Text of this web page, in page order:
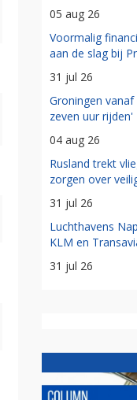
05 aug 26
Voormalig
aan de slag bij
31 jul 26
Groningen
zeven uur rijden'
04 aug 26
Rusland trekt
zorgen over
31 jul 26
Luchthavens
KLM en
31 jul 26